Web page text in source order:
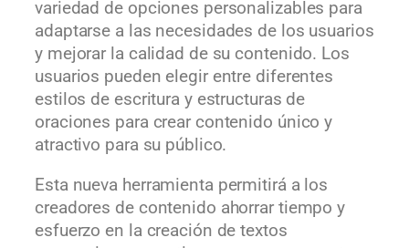
variedad de opciones personalizables para
adaptarse a las necesidades de los usuarios
y mejorar la calidad de su contenido. Los
usuarios pueden elegir entre diferentes
estilos de escritura y estructuras de
oraciones para crear contenido único y
atractivo para su público.
Esta nueva herramienta permitirá a los
creadores de contenido ahorrar tiempo y
esfuerzo en la creación de textos